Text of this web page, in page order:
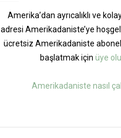
Amerika’dan ayrıcalıklı ve
adresi Amerikadaniste’ye
ücretsiz Amerikadaniste
başlatmak için üye
Amerikadaniste nasıl